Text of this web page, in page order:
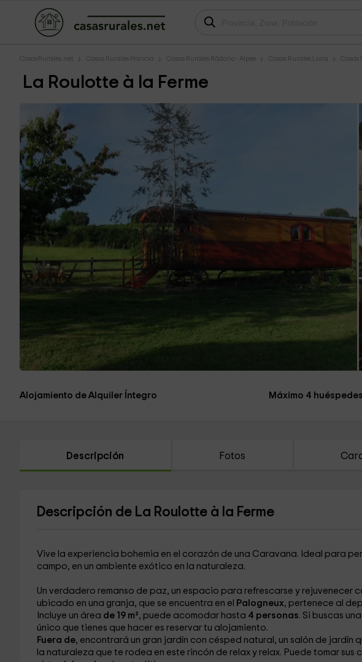
CasasRurales.net Casas Rurales Francia Casas Rurales Ródano - Alpes Casas Rurales Loira Casas
La Roulotte à la Ferme
Alojamiento de Alquiler Íntegro Máximo 4 huéspedes
Descripción Fotos
Descripción de La Roulotte à la Ferme
Vive la experiencia bohemia en el corazón de una Caravana. Ideal para
campo, en un ambiente exótico en la naturaleza.
Un verdadero remanso de paz, un espacio para refrescarse y rejuvenecer
ubicado en una granja, que se encuentra en el
Palogneux, pertenece al
Incluye un área de 19 m², puede acomodar hasta 4 personas. Si buscas
único que tienes que hacer es reservar tu alojamiento.
Fuera de, encontrará un gran jardín con césped natural, un salón de jardín
la naturaleza que te rodea en este rincón de relax y relax. Puede tomar sus